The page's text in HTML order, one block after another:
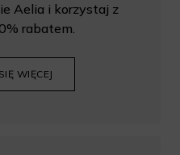
Aelia i korzystaj z
rabatem.
WIĘCEJ